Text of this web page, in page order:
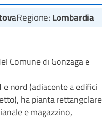
Regione: Lombardia
Comune di Gonzaga e
nord (adiacente a edifici
ha pianta rettangolare
e magazzino,